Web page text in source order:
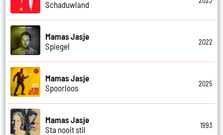
Schaduwland
Mamas Jasje
Spiegel
2022
Mamas Jasje
Spoorloos
2025
Mamas Jasje
Sta nooit stil
1993